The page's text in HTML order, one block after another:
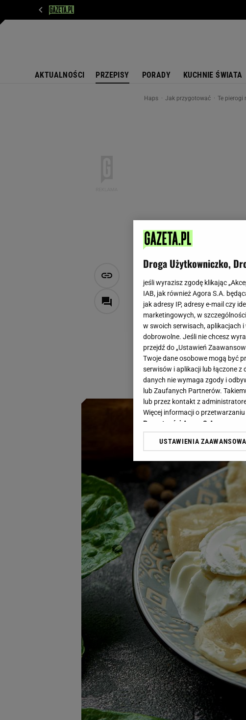
AKTUALNOŚCI PRZEPISY PORADY KUCHNIE ŚWIATA
Haps Jak przygotować Te pierogi
Te pierogi nie
niesmaczne
Aleksandra Szponar
26 maja 2024, 10:30
Pierogi robi się na wiele
twarogiem. Tym razem
lepszemu. Ten farsz
Droga Użytkowniczko,
jeśli wyrazisz zgodę klikając
IAB, jak również Agora S.A.
jak adresy IP, adresy e-mail czy
marketingowych, w
w swoich serwisach, aplikacjach
dobrowolne. Jeśli nie chcesz
przejdź do „Ustawień
Twoje dane osobowe mogą być
serwisów i aplikacji lub łączone
danych nie wymaga zgody i
lub Zaufanych Partnerów.
lub przez kontakt z
Więcej informacji o
Prywatności Agora S.A.
Klikając „Akceptuję” wyrażasz
dotyczące plików cookie,
odnośnik „Ustawienia
plików cookie możliwa jest także
My, nasi Zaufani Partnerzy i
Użycie dokładnych danych
Przechowywanie informacji na
badnie odbiorców i ulepszanie
USTAWIENIA